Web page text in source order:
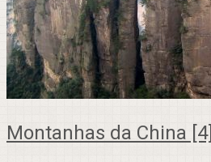
Montanhas da China [4]